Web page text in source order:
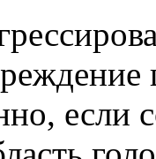
если